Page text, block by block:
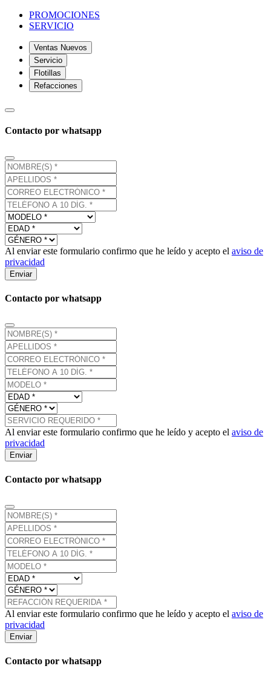
PROMOCIONES
SERVICIO
Ventas Nuevos
Servicio
Flotillas
Refacciones
Contacto por whatsapp
Al enviar este formulario confirmo que he leído y acepto el aviso de
privacidad
Enviar
Contacto por whatsapp
Al enviar este formulario confirmo que he leído y acepto el aviso de
privacidad
Enviar
Contacto por whatsapp
Al enviar este formulario confirmo que he leído y acepto el aviso de
privacidad
Enviar
Contacto por whatsapp